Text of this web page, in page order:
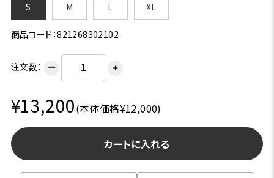
S
M L XL
商品コード：821268302102
注文数： ー ＋
¥13,200(本体価格¥12,000)
カートに入れる